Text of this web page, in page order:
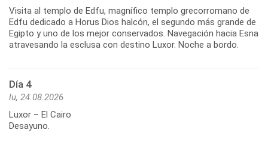
Visita al templo de Edfu, magnífico templo grecorromano de
Edfu dedicado a Horus Dios halcón, el segundo más grande de
Egipto y uno de los mejor conservados. Navegación hacia Esna
atravesando la esclusa con destino Luxor. Noche a bordo.
Día 4
lu, 24.08.2026
Luxor – El Cairo
Desayuno.